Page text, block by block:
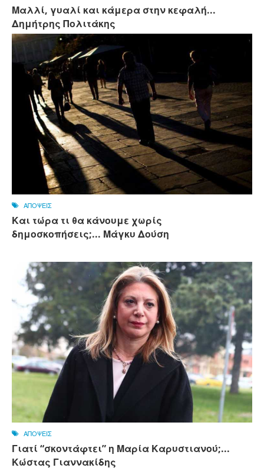
Μαλλί, γυαλί και κάμερα στην κεφαλή...
Δημήτρης Πολιτάκης
ΑΠΟΨΕΙΣ
Και τώρα τι θα κάνουμε χωρίς
δημοσκοπήσεις;... Μάγκυ Δούση
ΑΠΟΨΕΙΣ
Γιατί “σκοντάφτει” η Μαρία Καρυστιανού;...
Κώστας Γιαννακίδης